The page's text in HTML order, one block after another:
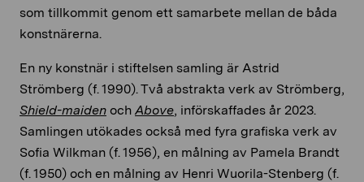
som tillkommit genom ett samarbete mellan de båda
konstnärerna.
En ny konstnär i stiftelsen samling är Astrid
Strömberg (f. 1990). Två abstrakta verk av Strömberg,
Shield-maiden och Above, införskaffades år 2023.
Samlingen utökades också med fyra grafiska verk av
Sofia Wilkman (f. 1956), en målning av Pamela Brandt
(f. 1950) och en målning av Henri Wuorila-Stenberg (f.